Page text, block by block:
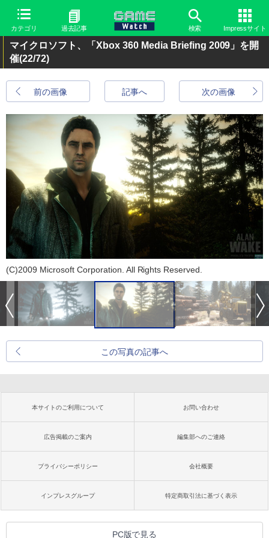
カテゴリ 過去記事 検索 Impressサイト
マイクロソフト、「Xbox 360 Media Briefing 2009」を開
催(22/72)
前の画像 次の画像
記事へ
(C)2009 Microsoft Corporation. All Rights Reserved.
この写真の記事へ
本サイトのご利用について お問い合わせ
広告掲載のご案内 編集部へのご連絡
プライバシーポリシー 会社概要
インプレスグループ 特定商取引法に基づく表示
PC版で見る